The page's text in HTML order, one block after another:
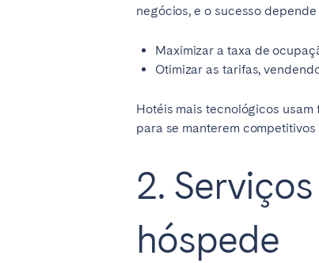
negócios, e o sucesso
Maximizar a taxa de
Otimizar as tarifas,
Hotéis mais tecnológicos
para se manterem
2.
hóspede
ENGLAND
Manchester
SCOTLAND
Edinburgh
Cardiff
PORTUGAL